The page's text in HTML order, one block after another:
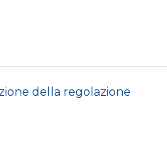
della regolazione